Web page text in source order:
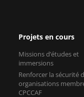
CPCCAF
l’internationalisation
entreprises
Programme «
Compétitivité des